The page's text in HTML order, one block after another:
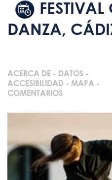
DANZA,
ACERCA DE - DATOS -
ACCESIBILIDAD - MAPA -
COMENTARIOS